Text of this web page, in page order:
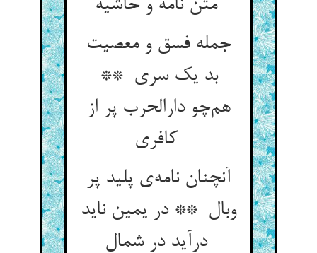
متن نامه و حاشیه
جمله فسق و معصیت
بد یک سری **
هم‌چو دارالحرب پر از
کافری
آنچنان نامه‌ی پلید پر
وبال ** در یمین ناید
درآید در شمال